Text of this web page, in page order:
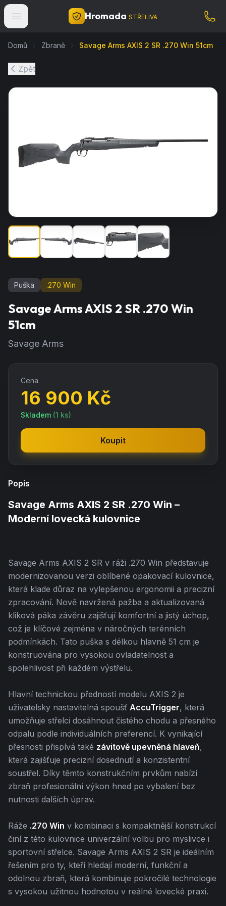
Hromada STŘELIVA
Domů Zbraně Savage Arms AXIS 2 SR .270 Win 51cm
Zpět
Puška .270 Win
Savage Arms AXIS 2 SR .270 Win
51cm
Savage Arms
Cena
16 900 Kč
Skladem (1 ks)
Koupit
Popis
Savage Arms AXIS 2 SR .270 Win –
Moderní lovecká kulovnice
Savage Arms AXIS 2 SR v ráži .270 Win představuje
modernizovanou verzi oblíbené opakovací kulovnice,
která klade důraz na vylepšenou ergonomii a precizní
zpracování. Nově navržená pažba a aktualizovaná
kliková páka závěru zajišťují komfortní a jistý úchop,
což je klíčové zejména v náročných terénních
podmínkách. Tato puška s délkou hlavně 51 cm je
konstruována pro vysokou ovladatelnost a
spolehlivost při každém výstřelu.
Hlavní technickou předností modelu AXIS 2 je
uživatelsky nastavitelná spoušť AccuTrigger, která
umožňuje střelci dosáhnout čistého chodu a přesného
odpalu podle individuálních preferencí. K vynikající
přesnosti přispívá také závitově upevněná hlaveň,
která zajišťuje precizní dosednutí a konzistentní
soustřel. Díky těmto konstrukčním prvkům nabízí
zbraň profesionální výkon hned po vybalení bez
nutnosti dalších úprav.
Ráže .270 Win v kombinaci s kompaktnější konstrukcí
činí z této kulovnice univerzální volbu pro myslivce i
sportovní střelce. Savage Arms AXIS 2 SR je ideálním
řešením pro ty, kteří hledají moderní, funkční a
odolnou zbraň, která kombinuje pokročilé technologie
s vysokou užitnou hodnotou v reálné lovecké praxi.